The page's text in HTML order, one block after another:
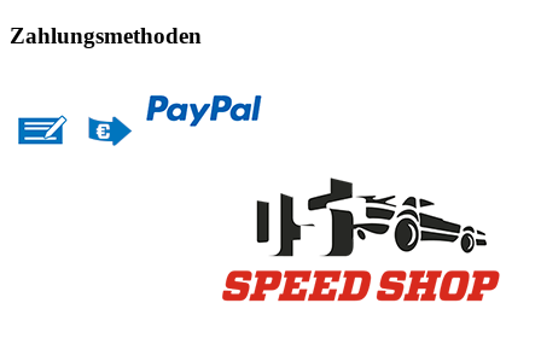
Zahlungsmethoden